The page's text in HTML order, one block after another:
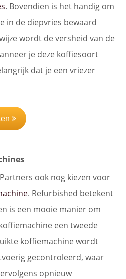
. Bovendien is het handig om
in de diepvries bewaard
wordt de versheid van de
je deze koffiesoort
dat je een vriezer
ook nog kiezen voor
. Refurbished betekent
is een mooie manier om
een tweede
koffiemachine wordt
gecontroleerd, waar
opnieuw